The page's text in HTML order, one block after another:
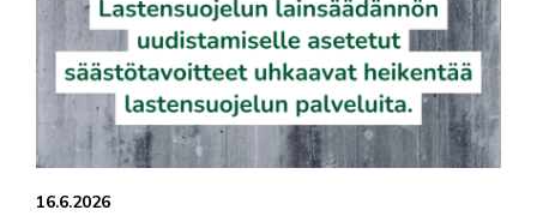
16.6.2026